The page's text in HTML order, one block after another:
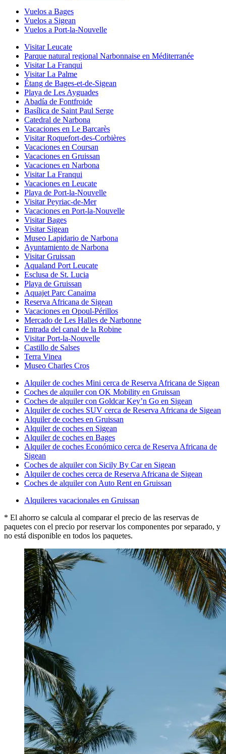
Vuelos a Bages
Vuelos a Sigean
Vuelos a Port-la-Nouvelle
Visitar Leucate
Parque natural regional Narbonnaise en Méditerranée
Visitar La Franqui
Visitar La Palme
Étang de Bages-et-de-Sigean
Playa de Les Ayguades
Abadía de Fontfroide
Basílica de Saint Paul Serge
Catedral de Narbona
Vacaciones en Le Barcarès
Visitar Roquefort-des-Corbières
Vacaciones en Coursan
Vacaciones en Gruissan
Vacaciones en Narbona
Visitar La Franqui
Vacaciones en Leucate
Playa de Port-la-Nouvelle
Visitar Peyriac-de-Mer
Vacaciones en Port-la-Nouvelle
Visitar Bages
Visitar Sigean
Museo Lapidario de Narbona
Ayuntamiento de Narbona
Visitar Gruissan
Aqualand Port Leucate
Esclusa de St. Lucia
Playa de Gruissan
Aquajet Parc Canaima
Reserva Africana de Sigean
Vacaciones en Opoul-Périllos
Mercado de Les Halles de Narbonne
Entrada del canal de la Robine
Visitar Port-la-Nouvelle
Castillo de Salses
Terra Vinea
Museo Charles Cros
Alquiler de coches Mini cerca de Reserva Africana de Sigean
Coches de alquiler con OK Mobility en Gruissan
Coches de alquiler con Goldcar Key’n Go en Sigean
Alquiler de coches SUV cerca de Reserva Africana de Sigean
Alquiler de coches en Gruissan
Alquiler de coches en Sigean
Alquiler de coches en Bages
Alquiler de coches Económico cerca de Reserva Africana de
Sigean
Coches de alquiler con Sicily By Car en Sigean
Alquiler de coches cerca de Reserva Africana de Sigean
Coches de alquiler con Auto Rent en Gruissan
Alquileres vacacionales en Gruissan
* El ahorro se calcula al comparar el precio de las reservas de
paquetes con el precio por reservar los componentes por separado, y
no está disponible en todos los paquetes.